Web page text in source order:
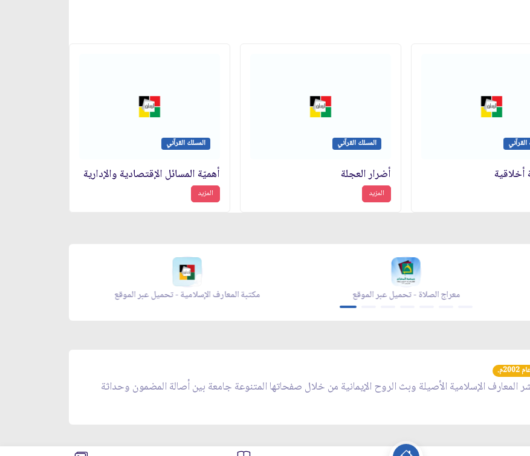
أخلاقية
المسلك القرآني
أضرار العجلة
المزيد
المسلك القرآني
أهميّة المسائل الإقتصادية والإدارية
المزيد
مجلة بقية الله - تحميل عبر الموقع زاد شهر رمضان - تحميل عبر الموقع
المعارف الإسلامية الأصيلة وبث الروح الإيمانية من خلال صفحاتها المتنوعة جامعة بين أصالة المضمون وحداثة